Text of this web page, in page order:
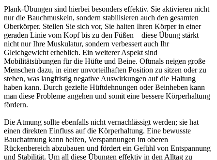
Plank-Übungen sind hierbei besonders effektiv. Sie aktivieren nicht
nur die Bauchmuskeln, sondern stabilisieren auch den gesamten
Oberkörper. Stellen Sie sich vor, Sie halten Ihren Körper in einer
geraden Linie vom Kopf bis zu den Füßen – diese Übung stärkt
nicht nur Ihre Muskulatur, sondern verbessert auch Ihr
Gleichgewicht erheblich. Ein weiterer Aspekt sind
Mobilitätsübungen für die Hüfte und Beine. Oftmals neigen große
Menschen dazu, in einer unvorteilhaften Position zu sitzen oder zu
stehen, was langfristig negative Auswirkungen auf die Haltung
haben kann. Durch gezielte Hüftdehnungen oder Beinheben kann
man diese Probleme angehen und somit eine bessere Körperhaltung
fördern.
Die Atmung sollte ebenfalls nicht vernachlässigt werden; sie hat
einen direkten Einfluss auf die Körperhaltung. Eine bewusste
Bauchatmung kann helfen, Verspannungen im oberen
Rückenbereich abzubauen und fördert ein Gefühl von Entspannung
und Stabilität. Um all diese Übungen effektiv in den Alltag zu